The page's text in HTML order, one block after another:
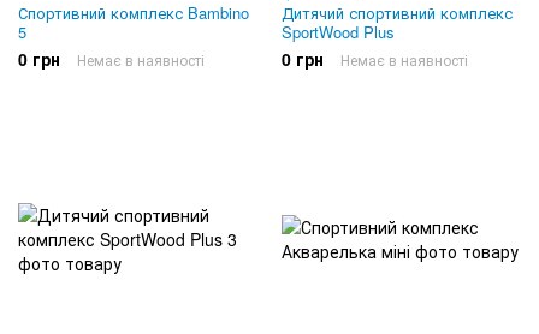
Спортивний комплекс Bambino
5
0 грн Немає в наявності
Дитячий спортивний комплекс
SportWood Plus
0 грн Немає в наявності